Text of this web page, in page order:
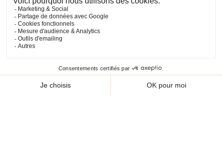
NOS SERVICES
Plan du site Cookies
© 2026 - CHEVAL SHOP